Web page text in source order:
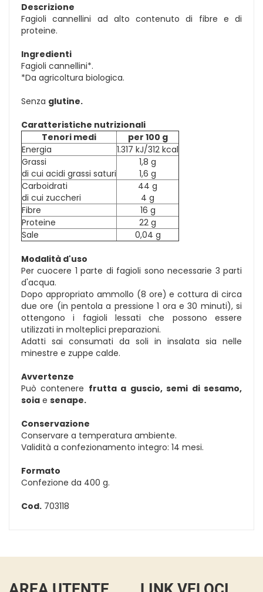
Descrizione
Fagioli cannellini ad alto contenuto di fibre e di
proteine.
Ingredienti
Fagioli cannellini*.
*Da agricoltura biologica.
Senza glutine.
Caratteristiche nutrizionali
Tenori medi
per 100 g
Energia
1.317 kJ/312 kcal
Grassi
di cui acidi grassi saturi
1,8 g
1,6 g
Carboidrati
di cui zuccheri
44 g
4 g
Fibre
16 g
Proteine
22 g
Sale
0,04 g
Modalità d'uso
Per cuocere 1 parte di fagioli sono necessarie 3 parti
d'acqua.
Dopo appropriato ammollo (8 ore) e cottura di circa
due ore (in pentola a pressione 1 ora e 30 minuti), si
ottengono i fagioli lessati che possono essere
utilizzati in molteplici preparazioni.
Adatti sai consumati da soli in insalata sia nelle
minestre e zuppe calde.
Avvertenze
Può contenere frutta a guscio, semi di sesamo,
soia e senape.
Conservazione
Conservare a temperatura ambiente.
Validità a confezionamento integro: 14 mesi.
Formato
Confezione da 400 g.
Cod. 703118